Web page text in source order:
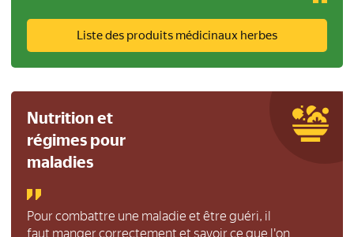
Liste des produits médicinaux herbes
Nutrition et
régimes pour
maladies
Pour combattre une maladie et être guéri, il
faut manger correctement et savoir ce que l'on